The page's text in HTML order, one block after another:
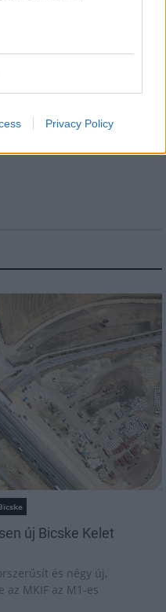
Privacy Policyerősít a
új Bicske Kelet
és négy új,
MKIF az M1-es